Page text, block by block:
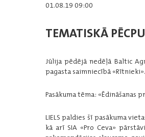
01.08.19 09:00
TEMATISKĀ
Jūlija pēdējā nedēļā Baltic
pagasta saimniecībā «Rītnieki».
Pasākuma tēma: «Ēdināšanas
LIELS paldies šī pasākuma
kā arī SIA «Pro Ceva»